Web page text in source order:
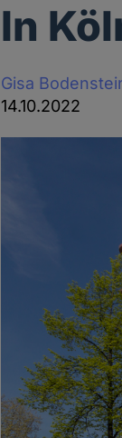
In
Gisa
14.10.2022